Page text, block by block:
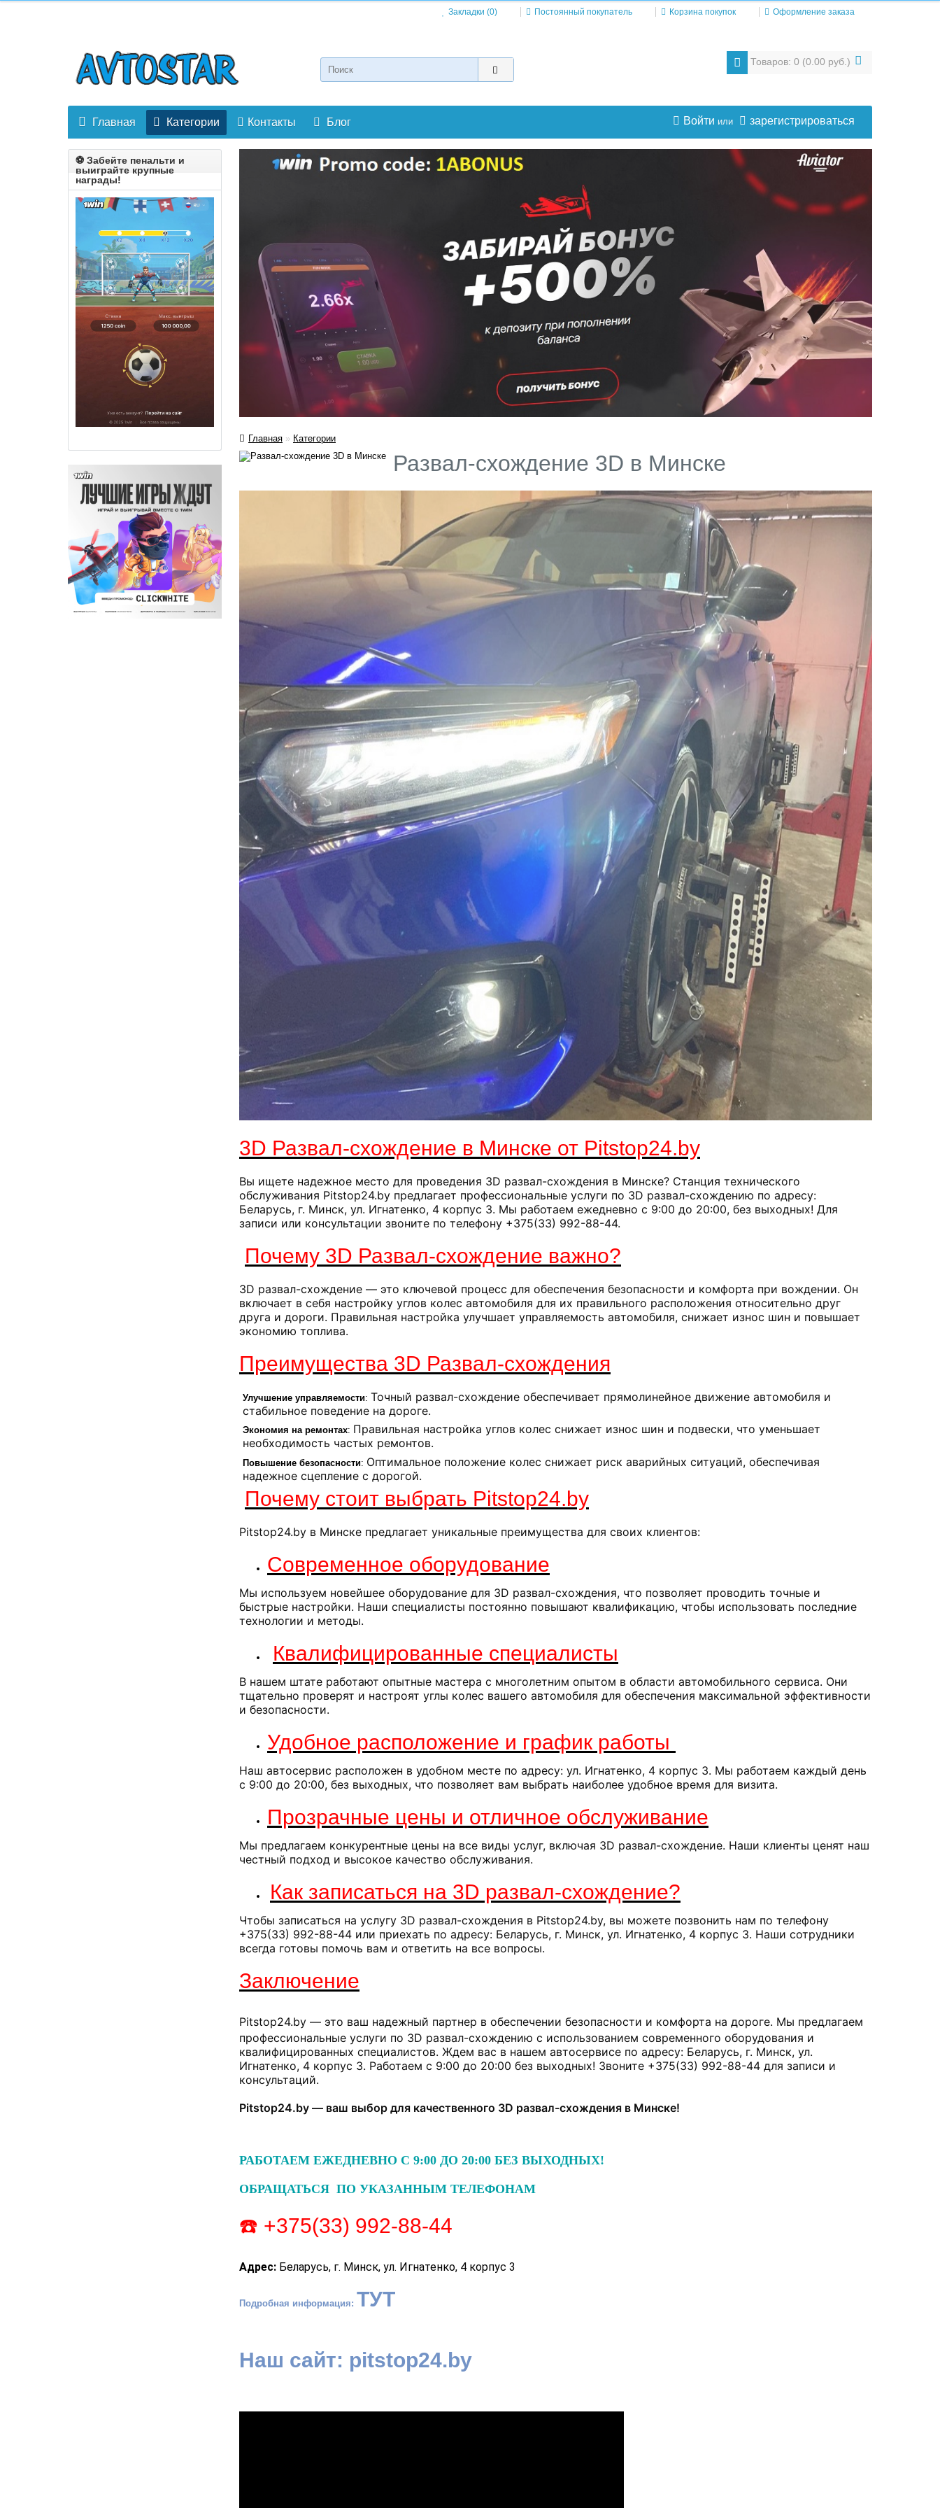
Товаров: 0 (0.00 руб.)
Войти или зарегистрироваться
Закладки (0) Постоянный покупатель Корзина покупок Оформление заказа
Главная Категории Контакты Блог
⚽️ Забейте пенальти и
выиграйте крупные
награды!
Главная » Категории
Развал-схождение 3D в Минске
3D Развал-схождение в Минске от Pitstop24.by
Вы ищете надежное место для проведения 3D развал-схождения в Минске? Станция технического
обслуживания Pitstop24.by предлагает профессиональные услуги по 3D развал-схождению по адресу:
Беларусь, г. Минск, ул. Игнатенко, 4 корпус 3. Мы работаем ежедневно с 9:00 до 20:00, без выходных! Для
записи или консультации звоните по телефону +375(33) 992-88-44.
Почему 3D Развал-схождение важно?
3D развал-схождение — это ключевой процесс для обеспечения безопасности и комфорта при вождении. Он
включает в себя настройку углов колес автомобиля для их правильного расположения относительно друг
друга и дороги. Правильная настройка улучшает управляемость автомобиля, снижает износ шин и повышает
экономию топлива.
Преимущества 3D Развал-схождения
Улучшение управляемости: Точный развал-схождение обеспечивает прямолинейное движение автомобиля и
стабильное поведение на дороге.
Экономия на ремонтах: Правильная настройка углов колес снижает износ шин и подвески, что уменьшает
необходимость частых ремонтов.
Повышение безопасности: Оптимальное положение колес снижает риск аварийных ситуаций, обеспечивая
надежное сцепление с дорогой.
Почему стоит выбрать Pitstop24.by
Pitstop24.by в Минске предлагает уникальные преимущества для своих клиентов:
Современное оборудование
Мы используем новейшее оборудование для 3D развал-схождения, что позволяет проводить точные и
быстрые настройки. Наши специалисты постоянно повышают квалификацию, чтобы использовать последние
технологии и методы.
Квалифицированные специалисты
В нашем штате работают опытные мастера с многолетним опытом в области автомобильного сервиса. Они
тщательно проверят и настроят углы колес вашего автомобиля для обеспечения максимальной эффективности
и безопасности.
Удобное расположение и график работы
Наш автосервис расположен в удобном месте по адресу: ул. Игнатенко, 4 корпус 3. Мы работаем каждый день
с 9:00 до 20:00, без выходных, что позволяет вам выбрать наиболее удобное время для визита.
Прозрачные цены и отличное обслуживание
Мы предлагаем конкурентные цены на все виды услуг, включая 3D развал-схождение. Наши клиенты ценят наш
честный подход и высокое качество обслуживания.
Как записаться на 3D развал-схождение?
Чтобы записаться на услугу 3D развал-схождения в Pitstop24.by, вы можете позвонить нам по телефону
+375(33) 992-88-44 или приехать по адресу: Беларусь, г. Минск, ул. Игнатенко, 4 корпус 3. Наши сотрудники
всегда готовы помочь вам и ответить на все вопросы.
Заключение
Pitstop24.by — это ваш надежный партнер в обеспечении безопасности и комфорта на дороге. Мы предлагаем
профессиональные услуги по 3D развал-схождению с использованием современного оборудования и
квалифицированных специалистов. Ждем вас в нашем автосервисе по адресу: Беларусь, г. Минск, ул.
Игнатенко, 4 корпус 3. Работаем с 9:00 до 20:00 без выходных! Звоните +375(33) 992-88-44 для записи и
консультаций.
Pitstop24.by — ваш выбор для качественного 3D развал-схождения в Минске!
РАБОТАEМ ЕЖЕДНЕВНО С 9:00 ДО 20:00 БЕЗ ВЫХОДНЫХ!
ОБРАЩАТЬСЯ ПО УКАЗАННЫМ ТЕЛЕФОНАМ
☎️ +375(33) 992-88-44
Адрес: Беларусь, г. Минск, ул. Игнатенко, 4 корпус 3
Подробная информация: ТУТ
Наш сайт: pitstop24.by